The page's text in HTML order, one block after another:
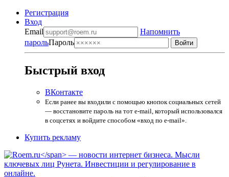
Регистрация
Вход
Email
Напомнить
парольПароль
Быстрый вход
ВКонтакте
Если ранее вы входили с помощью кнопок социальных сетей
— восстановите пароль на тот e-mail, который использовался
в соцсетях и войдите способом «вход по e-mail».
Купить рекламу